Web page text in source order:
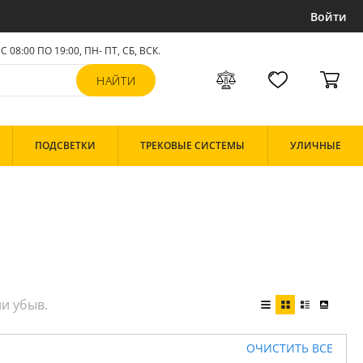
Войти
С 08:00 ПО 19:00, ПН- ПТ,СБ, ВСК.
ПОДСВЕТКИ ТРЕКОВЫЕ СИСТЕМЫ УЛИЧНЫЕ
ОЧИСТИТЬ ВСЕ